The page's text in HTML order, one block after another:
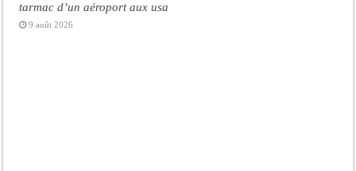
tarmac d’un aéroport aux usa
9 août 2026